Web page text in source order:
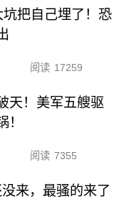
把自己埋了！恐
阅读 17259
天！美军五艘驱
！
阅读 7355
来，最骚的来了